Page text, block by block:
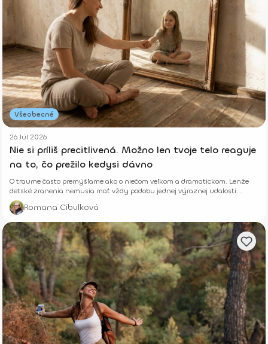
Všeobecné
26 Júl 2026
Nie si príliš precitlivená. Možno len tvoje telo reaguje
na to, čo prežilo kedysi dávno
O traume často premýšľame ako o niečom veľkom a dramatickom. Lenže
detské zranenia nemusia mať vždy podobu jednej výraznej udalosti.
Niekedy rastú potichu.
Romana Cibulková